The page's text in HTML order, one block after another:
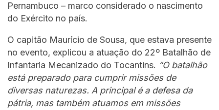
Pernambuco – marco considerado o nascimento
do Exército no país.
O capitão Maurício de Sousa, que estava presente
no evento, explicou a atuação do 22º Batalhão de
Infantaria Mecanizado do Tocantins. “O batalhão
está preparado para cumprir missões de
diversas naturezas. A principal é a defesa da
pátria, mas também atuamos em missões